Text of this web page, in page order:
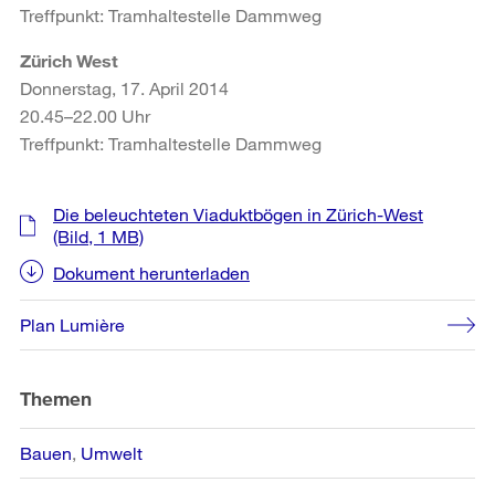
Treffpunkt: Tramhaltestelle Dammweg
Zürich West
Donnerstag, 17. April 2014
20.45–22.00 Uhr
Treffpunkt: Tramhaltestelle Dammweg
Weitere
Informationen
Die beleuchteten Viaduktbögen in Zürich-West
(Bild, 1 MB)
Dokument herunterladen
Plan Lumière
Themen
Bauen Umwelt